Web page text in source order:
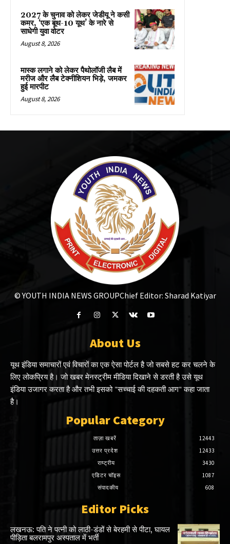
2027 के चुनाव को लेकर जेडीयू ने कसी
कमर, ‘एक बूथ-10 यूथ’ के नारे से
साधेगी युवा वोटर
August 8, 2026
मास्क लगाने को लेकर पैथोलॉजी लैब में
मरीज और लैब टेक्नीशियन भिड़े, जमकर
हुई मारपीट
August 8, 2026
© YOUTH INDIA NEWS GROUPChief Editor: Sharad Katiyar
About Us
यूथ इंडिया समाचारों एवं विचारों का एक ऐसा पोर्टल है जो सबसे हट कर चलने के
लिए लोकप्रिय है। जो खबर मेनस्ट्रीम मीडिया दिखाने से डरती है उसे यूथ
इंडिया उजागर करता है और तभी इसको "सच्चाई की दहकती आग" कहा जाता
है।
Popular Category
ताज़ा खबरें
12443
उत्तर प्रदेश
12433
राष्ट्रीय
3430
एडिटर चॉइस
1087
संपादकीय
608
Editor Picks
लखनऊ: पति ने पत्नी को लाठी-डंडों से बेरहमी से पीटा, घायल
पीड़िता बलरामपुर अस्पताल में भर्ती